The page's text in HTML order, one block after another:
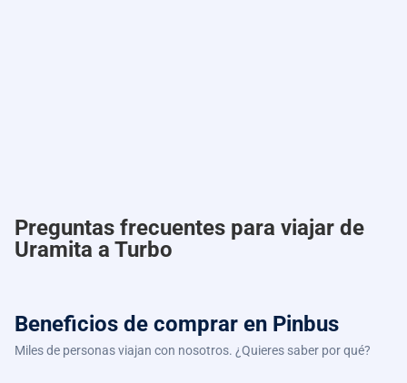
Preguntas frecuentes para viajar de
Uramita a Turbo
Beneficios de comprar en Pinbus
Miles de personas viajan con nosotros. ¿Quieres saber por qué?